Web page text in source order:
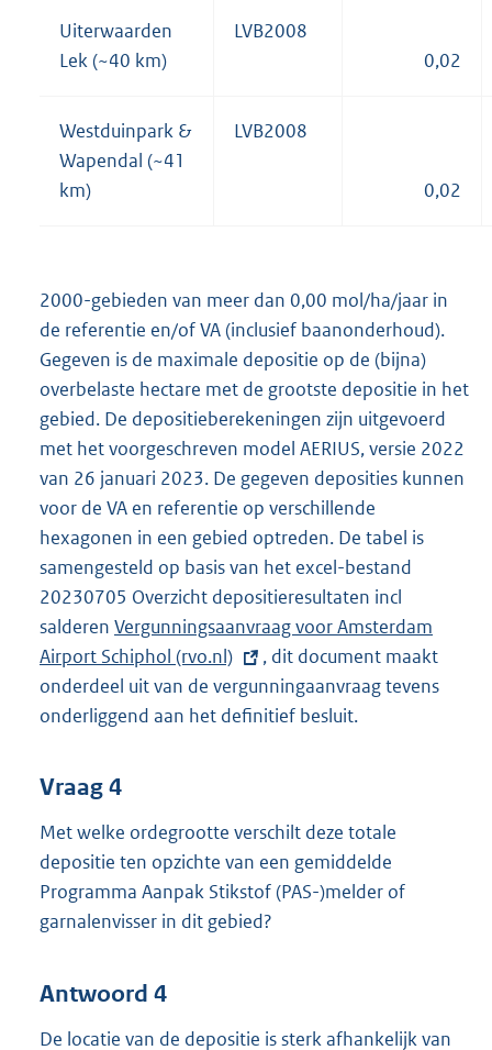
Uiterwaarden
Lek (~40 km)
LVB2008
0,02
Westduinpark &
Wapendal (~41
km)
LVB2008
0,02
2000-gebieden van meer dan 0,00 mol/ha/jaar in
de referentie en/of VA (inclusief baanonderhoud).
Gegeven is de maximale depositie op de (bijna)
overbelaste hectare met de grootste depositie in het
gebied. De depositieberekeningen zijn uitgevoerd
met het voorgeschreven model AERIUS, versie 2022
van 26 januari 2023. De gegeven deposities kunnen
voor de VA en referentie op verschillende
hexagonen in een gebied optreden. De tabel is
samengesteld op basis van het excel-bestand
20230705 Overzicht depositieresultaten incl
salderen E
x
t
e
n
l
n
k
Vergunningsaanvraag voor Amsterdam
Airport Schiphol (rvo.nl)
, dit document maakt
onderdeel uit van de vergunningaanvraag tevens
onderliggend aan het definitief besluit.
Vraag 4
Met welke ordegrootte verschilt deze totale
depositie ten opzichte van een gemiddelde
Programma Aanpak Stikstof (PAS-)melder of
garnalenvisser in dit gebied?
Antwoord 4
De locatie van de depositie is sterk afhankelijk van